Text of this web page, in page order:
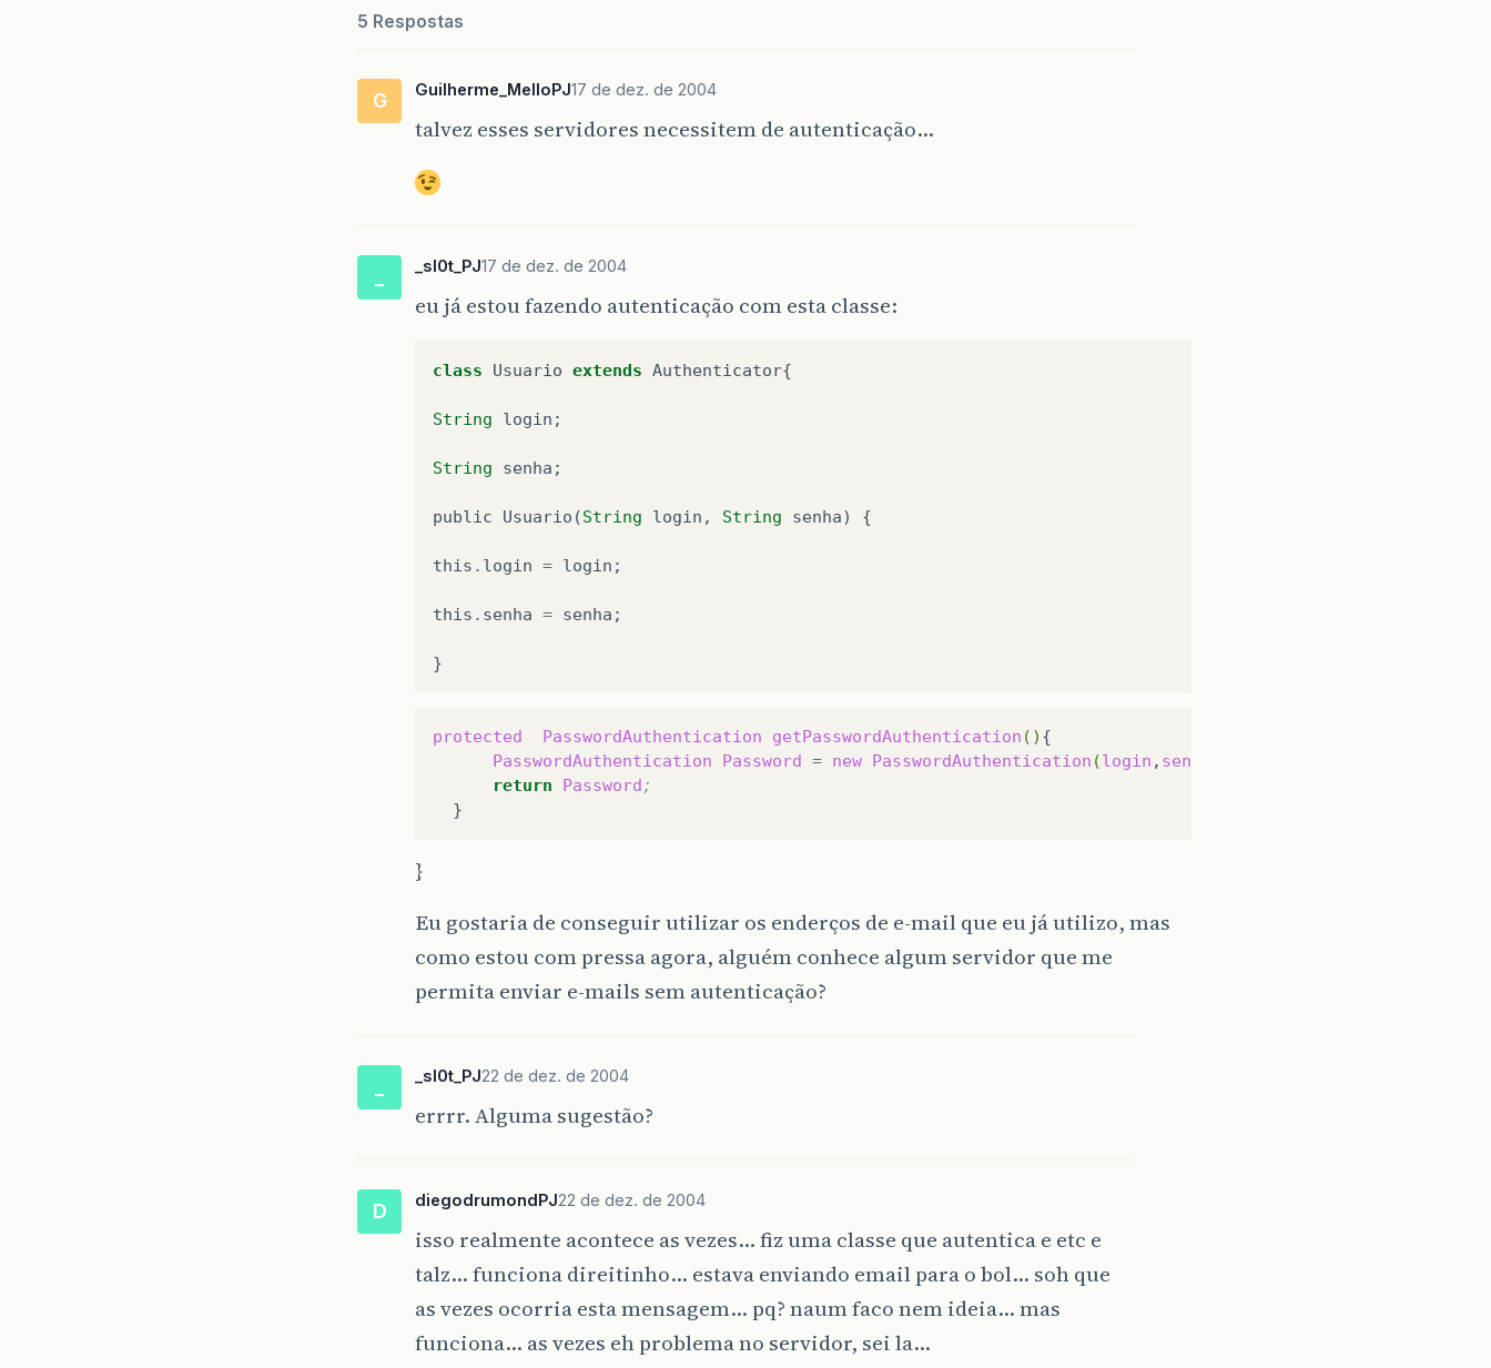
5 Respostas
G Guilherme_MelloPJ17 de dez. de 2004
talvez esses servidores necessitem de autenticação…
_sl0t_PJ17 de dez. de 2004
eu já estou fazendo autenticação com esta classe:
class Usuario extends Authenticator{
String login ;
String senha ;
public Usuario (String login , String senha) {
this . login = login ;
this . senha = senha ;
}
protected PasswordAuthentication getPasswordAuthentication ()
PasswordAuthentication
Password = new PasswordAuthentication (login , senha
return
Password;
}
Eu gostaria de conseguir utilizar os enderços de e-mail que eu já utilizo, mas
como estou com pressa agora, alguém conhece algum servidor que me
permita enviar e-mails sem autenticação?
_sl0t_PJ22 de dez. de 2004
errrr. Alguma sugestão?
D diegodrumondPJ22 de dez. de 2004
isso realmente acontece as vezes… fiz uma classe que autentica e etc e
talz… funciona direitinho… estava enviando email para o bol… soh que
as vezes ocorria esta mensagem… pq? naum faco nem ideia… mas
funciona… as vezes eh problema no servidor, sei la…